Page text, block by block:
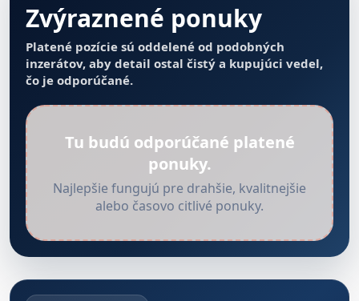
Zvýraznené ponuky
Platené pozície sú oddelené od podobných
inzerátov, aby detail ostal čistý a kupujúci vedel,
čo je odporúčané.
Tu budú odporúčané platené
ponuky.
Najlepšie fungujú pre drahšie, kvalitnejšie
alebo časovo citlivé ponuky.